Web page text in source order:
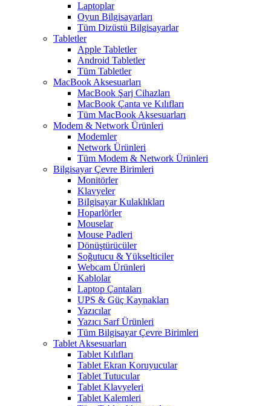
Laptoplar
Oyun Bilgisayarları
Tüm Dizüstü Bilgisayarlar
Tabletler
Apple Tabletler
Android Tabletler
Tüm Tabletler
MacBook Aksesuarları
MacBook Şarj Cihazları
MacBook Çanta ve Kılıfları
Tüm MacBook Aksesuarları
Modem & Network Ürünleri
Modemler
Network Ürünleri
Tüm Modem & Network Ürünleri
Bilgisayar Çevre Birimleri
Monitörler
Klavyeler
BiIgisayar Kulaklıkları
Hoparlörler
Mouselar
Mouse Padleri
Dönüştürücüler
Soğutucu & Yükselticiler
Webcam Ürünleri
Kablolar
Laptop Çantaları
UPS & Güç Kaynakları
Yazıcılar
Yazıcı Sarf Ürünleri
Tüm Bilgisayar Çevre Birimleri
Tablet Aksesuarları
Tablet Kılıfları
Tablet Ekran Koruyucular
Tablet Tutucular
Tablet Klavyeleri
Tablet Kalemleri